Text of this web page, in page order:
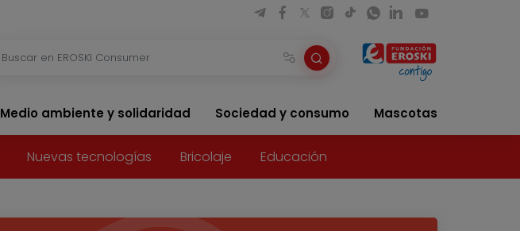
Medio ambiente y solidaridad Sociedad y consumo Mascotas
Nuevas tecnologías Bricolaje Educación